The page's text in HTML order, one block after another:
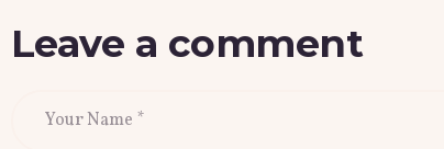
Leave a comment